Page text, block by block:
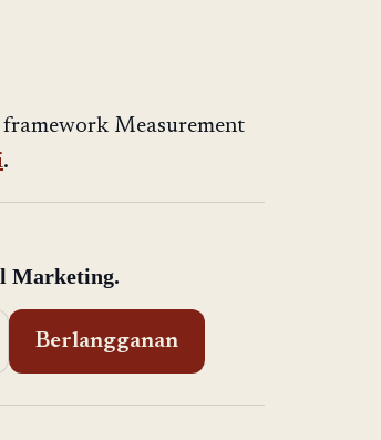
Measurement
.
Marketing.
Berlangganan